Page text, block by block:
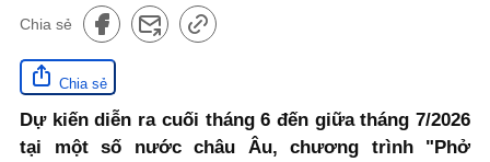
Chia sẻ
Chia sẻ
Dự kiến diễn ra cuối tháng 6 đến giữa tháng 7/2026
tại một số nước châu Âu, chương trình "Phở